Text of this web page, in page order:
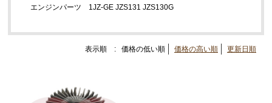
エンジンパーツ 1JZ-GE JZS131 JZS130G
表示順 : 価格の低い順 価格の高い順 更新日順